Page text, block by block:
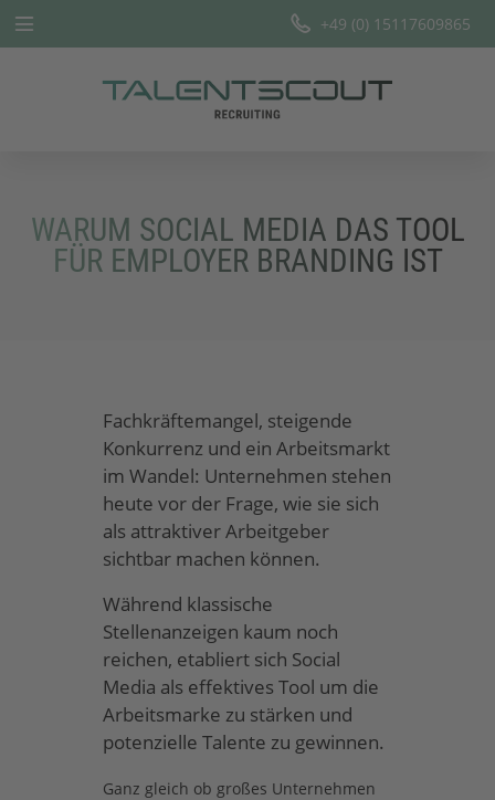
Team
+49 (0) 15117609865
WARUM SOCIAL MEDIA DAS TOOL
FÜR EMPLOYER BRANDING IST
Fachkräftemangel, steigende
Konkurrenz und ein Arbeitsmarkt
im Wandel: Unternehmen stehen
heute vor der Frage, wie sie sich
als attraktiver Arbeitgeber
sichtbar machen können.
Während klassische
Stellenanzeigen kaum noch
reichen, etabliert sich Social
Media als effektives Tool um die
Arbeitsmarke zu stärken und
potenzielle Talente zu gewinnen.
Ganz gleich ob großes Unternehmen